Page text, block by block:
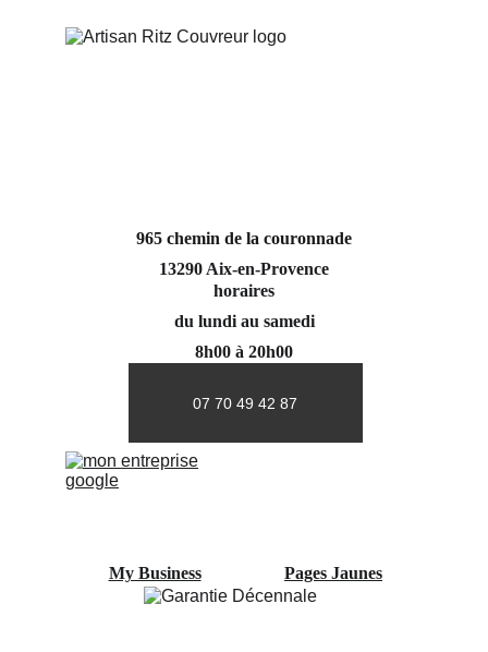
07 70 49 42 87
965 chemin de la couronnade
13290 Aix-en-Provence
horaires
du lundi au samedi
8h00 à 20h00
My Business Pages Jaunes